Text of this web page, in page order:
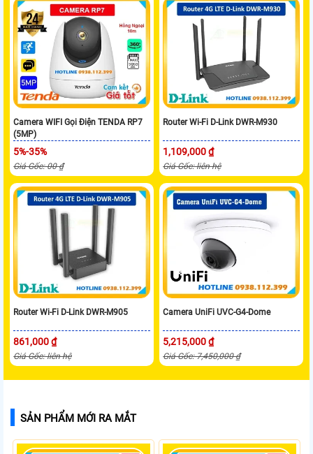
Camera WIFI Gọi Điện TENDA RP7
(5MP)
5%-35%
Giá Gốc: 00 ₫
Router Wi-Fi D-Link DWR-M930
1,109,000 ₫
Giá Gốc: liên hệ
Router Wi-Fi D-Link DWR-M905
861,000 ₫
Giá Gốc: liên hệ
Camera UniFi UVC-G4-Dome
5,215,000 ₫
Giá Gốc: 7,450,000 ₫
SẢN PHẨM MỚI RA MẮT